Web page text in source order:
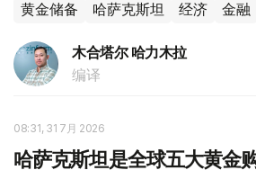
黄金储备 哈萨克斯坦 经济 金融
木合塔尔 哈力木拉
编译
08:31, 31 7月 2026
哈萨克斯坦是全球五大黄金